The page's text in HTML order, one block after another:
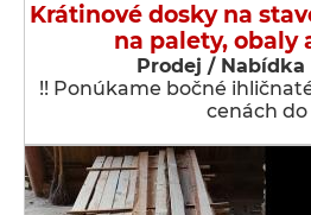
Krátinové dosky na
na palety, obaly
Prodej / Nabídka
!! Ponúkame bočné
cenách do